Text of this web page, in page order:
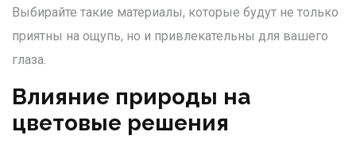
Выбирайте такие материалы, которые будут не только
приятны на ощупь, но и привлекательны для вашего
глаза.
Влияние природы на
цветовые решения